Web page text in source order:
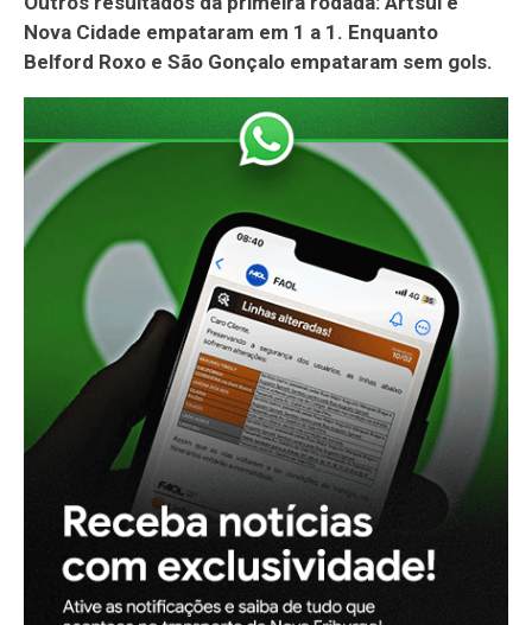
Nova Cidade empataram em 1 a 1. Enquanto
Belford Roxo e São Gonçalo empataram sem gols.